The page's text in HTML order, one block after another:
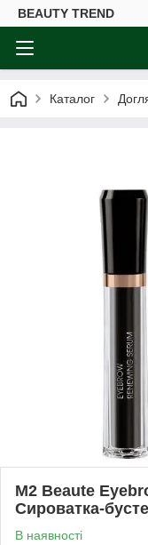
BEAUTY TREND
Каталог
M2 Beaute
Сироватка-
В наявності